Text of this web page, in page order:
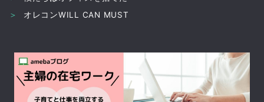
＞
オレコンWILL CAN MUST